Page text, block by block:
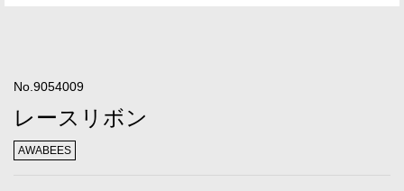
No.9054009
レースリボン
AWABEES